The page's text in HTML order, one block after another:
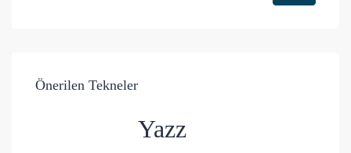
Önerilen Tekneler
Yazz